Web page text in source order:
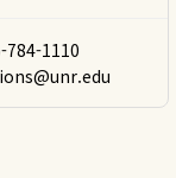
784-1110